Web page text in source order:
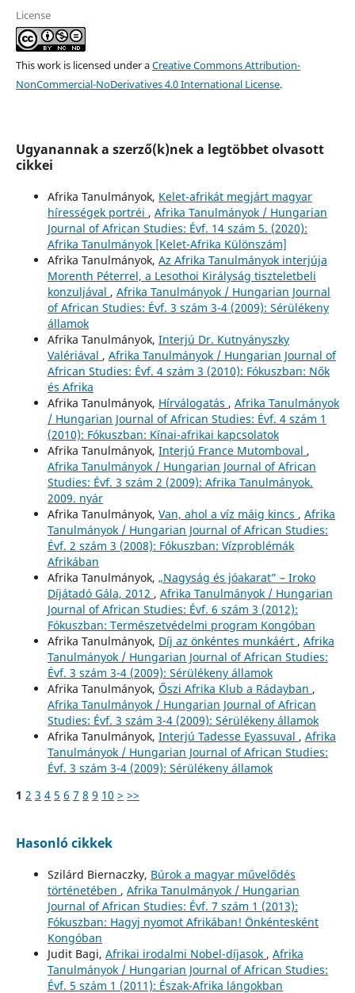
License
This work is licensed under aCreative Commons Attribution-
NonCommercial-NoDerivatives 4.0 International License.
Ugyanannak a szerző(k)nek a legtöbbet olvasott
cikkei
Afrika Tanulmányok, Kelet-afrikát megjárt magyar
hírességek portréi , Afrika Tanulmányok / Hungarian
Journal of African Studies: Évf. 14 szám 5. (2020):
Afrika Tanulmányok [Kelet-Afrika Különszám]
Afrika Tanulmányok, Az Afrika Tanulmányok interjúja
Morenth Péterrel, a Lesothoi Királyság tiszteletbeli
konzuljával , Afrika Tanulmányok / Hungarian Journal
of African Studies: Évf. 3 szám 3-4 (2009): Sérülékeny
államok
Afrika Tanulmányok, Interjú Dr. Kutnyányszky
Valériával , Afrika Tanulmányok / Hungarian Journal of
African Studies: Évf. 4 szám 3 (2010): Fókuszban: Nők
és Afrika
Afrika Tanulmányok, Hírválogatás , Afrika Tanulmányok
/ Hungarian Journal of African Studies: Évf. 4 szám 1
(2010): Fókuszban: Kínai-afrikai kapcsolatok
Afrika Tanulmányok, Interjú France Mutomboval ,
Afrika Tanulmányok / Hungarian Journal of African
Studies: Évf. 3 szám 2 (2009): Afrika Tanulmányok.
2009. nyár
Afrika Tanulmányok, Van, ahol a víz máig kincs , Afrika
Tanulmányok / Hungarian Journal of African Studies:
Évf. 2 szám 3 (2008): Fókuszban: Vízproblémák
Afrikában
Afrika Tanulmányok, „Nagyság és jóakarat” – Iroko
Díjátadó Gála, 2012 , Afrika Tanulmányok / Hungarian
Journal of African Studies: Évf. 6 szám 3 (2012):
Fókuszban: Természetvédelmi program Kongóban
Afrika Tanulmányok, Díj az önkéntes munkáért , Afrika
Tanulmányok / Hungarian Journal of African Studies:
Évf. 3 szám 3-4 (2009): Sérülékeny államok
Afrika Tanulmányok, Őszi Afrika Klub a Rádayban ,
Afrika Tanulmányok / Hungarian Journal of African
Studies: Évf. 3 szám 3-4 (2009): Sérülékeny államok
Afrika Tanulmányok, Interjú Tadesse Eyassuval , Afrika
Tanulmányok / Hungarian Journal of African Studies:
Évf. 3 szám 3-4 (2009): Sérülékeny államok
1 2 3 4 5 6 7 8 9 10 > >>
Hasonló cikkek
Szilárd Biernaczky, Búrok a magyar művelődés
történetében , Afrika Tanulmányok / Hungarian
Journal of African Studies: Évf. 7 szám 1 (2013):
Fókuszban: Hagyj nyomot Afrikában! Önkéntesként
Kongóban
Judit Bagi, Afrikai irodalmi Nobel-díjasok , Afrika
Tanulmányok / Hungarian Journal of African Studies:
Évf. 5 szám 1 (2011): Észak-Afrika lángokban